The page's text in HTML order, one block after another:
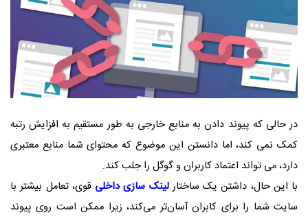
در حالی که پیوند دادن به منابع خارجی به طور مستقیم به افزایش رتبه
کمک نمی کند، اما دانستن این موضوع که محتوای شما منابع معتبری
دارد، می تواند اعتماد کاربران و گوگل را جلب کند.
با این حال، داشتن یک ساختارلینک سازی داخلی قوی، تعامل بیشتر با
سایت شما را برای کابران آسان‌تر می‌کند، زیرا ممکن است روی پیوند